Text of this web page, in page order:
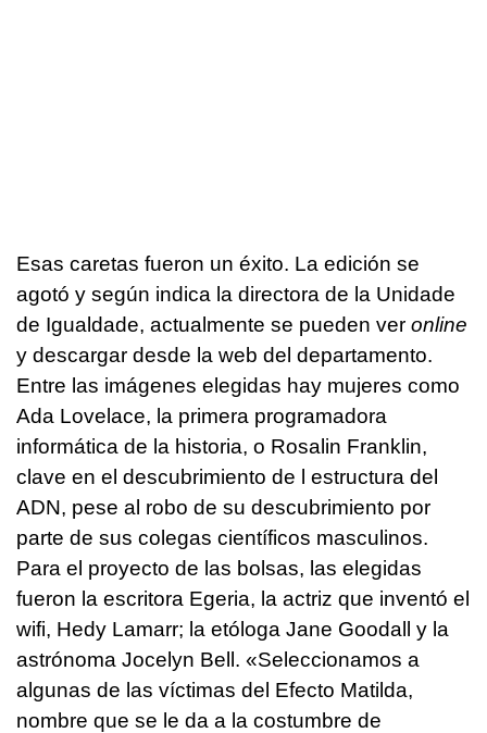
Esas caretas fueron un éxito. La edición se
agotó y según indica la directora de la Unidade
de Igualdade, actualmente se pueden ver online
y descargar desde la web del departamento.
Entre las imágenes elegidas hay mujeres como
Ada Lovelace, la primera programadora
informática de la historia, o Rosalin Franklin,
clave en el descubrimiento de l estructura del
ADN, pese al robo de su descubrimiento por
parte de sus colegas científicos masculinos.
Para el proyecto de las bolsas, las elegidas
fueron la escritora Egeria, la actriz que inventó el
wifi, Hedy Lamarr; la etóloga Jane Goodall y la
astrónoma Jocelyn Bell. «Seleccionamos a
algunas de las víctimas del Efecto Matilda,
nombre que se le da a la costumbre de